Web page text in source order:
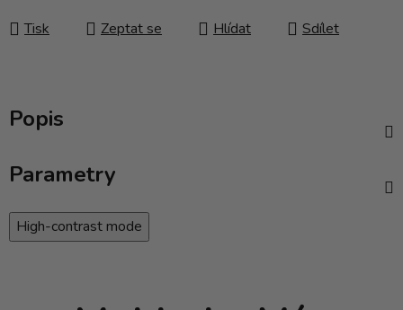
Tisk Zeptat se Hlídat Sdílet
Popis
Parametry
High-contrast mode